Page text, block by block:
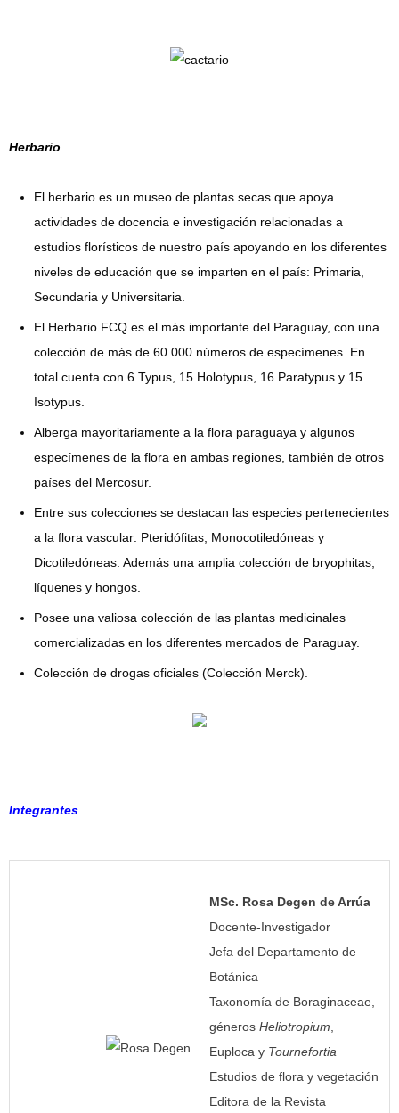
Herbario
El herbario es un museo de plantas secas que apoya
actividades de docencia e investigación relacionadas a
estudios florísticos de nuestro país apoyando en los diferentes
niveles de educación que se imparten en el país: Primaria,
Secundaria y Universitaria.
El Herbario FCQ es el más importante del Paraguay, con una
colección de más de 60.000 números de especímenes. En
total cuenta con 6 Typus, 15 Holotypus, 16 Paratypus y 15
Isotypus.
Alberga mayoritariamente a la flora paraguaya y algunos
especímenes de la flora en ambas regiones, también de otros
países del Mercosur.
Entre sus colecciones se destacan las especies pertenecientes
a la flora vascular: Pteridófitas, Monocotiledóneas y
Dicotiledóneas. Además una amplia colección de bryophitas,
líquenes y hongos.
Posee una valiosa colección de las plantas medicinales
comercializadas en los diferentes mercados de Paraguay.
Colección de drogas oficiales (Colección Merck).
Integrantes
MSc. Rosa Degen de Arrúa
Docente-Investigador
Jefa del Departamento de
Botánica
Taxonomía de Boraginaceae,
géneros Heliotropium
Euploca y Tournefortia
Estudios de flora y vegetación
Editora de la Revista